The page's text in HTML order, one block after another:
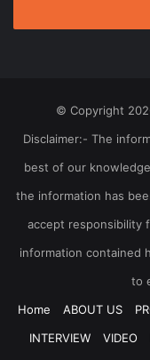
© Copyright
Disclaimer:- The
best of our
the information has
accept responsibility
information contained
to
Home
ABOUT US
INTERVIEW
VIDEO